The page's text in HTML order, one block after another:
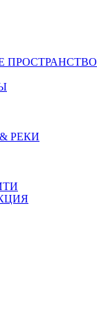
ПРОСТРАНСТВО
РЕКИ